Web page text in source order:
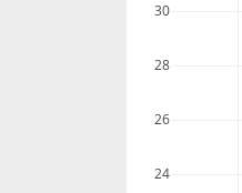
24
26
28
30